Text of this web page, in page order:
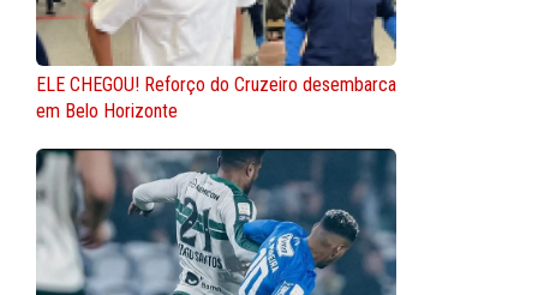
ELE CHEGOU! Reforço do Cruzeiro desembarca
em Belo Horizonte